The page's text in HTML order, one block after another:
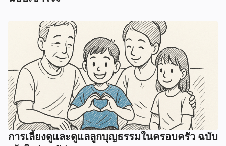
การเลี้ยงดูและดูแลลูกบุญธรรมในครอบครัว ฉบับ